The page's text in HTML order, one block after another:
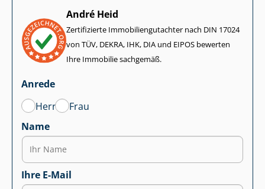
André Heid
Zertifizierte Im­mo­bi­li­en­gut­ach­ter nach DIN 17024
von TÜV, DEKRA, IHK, DIA und EIPOS bewerten
Ihre Immobilie sachgemäß.
Anrede
Herr
Frau
Name
Ihre E-Mail